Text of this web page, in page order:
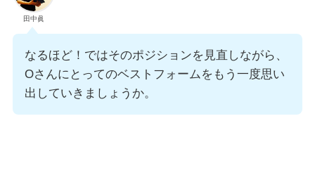
田中眞
なるほど！ではそのポジションを見直しながら、
Oさんにとってのベストフォームをもう一度思い
出していきましょうか。